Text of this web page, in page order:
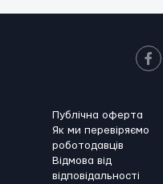
Публічна оферта
Як ми перевіряємо
роботодавців
Відмова від
відповідальності